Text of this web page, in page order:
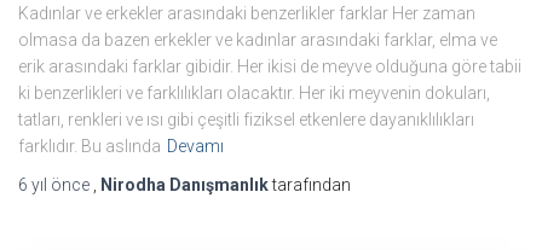
Kadınlar ve erkekler arasındaki benzerlikler farklar Her zaman
olmasa da bazen erkekler ve kadınlar arasındaki farklar, elma ve
erik arasındaki farklar gibidir. Her ikisi de meyve olduğuna göre tabii
ki benzerlikleri ve farklılıkları olacaktır. Her iki meyvenin dokuları,
tatları, renkleri ve ısı gibi çeşitli fiziksel etkenlere dayanıklılıkları
farklıdır. Bu aslında Devamı
6 yıl önce , Nirodha Danışmanlıktarafından